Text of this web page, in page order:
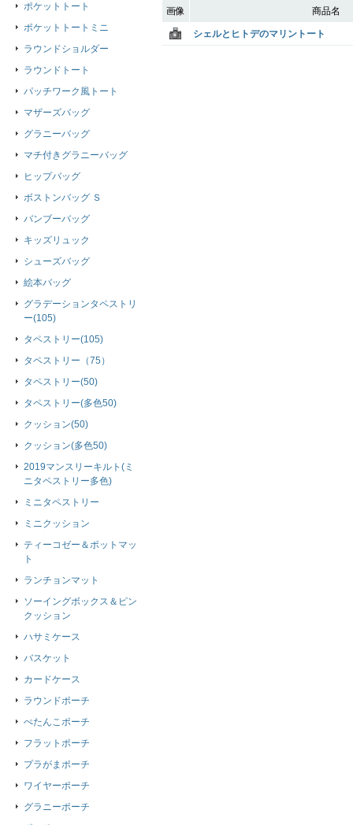
画像 商品名
シェルとヒトデのマリントート
ポケットトート
ポケットトートミニ
ラウンドショルダー
ラウンドトート
パッチワーク風トート
マザーズバッグ
グラニーバッグ
マチ付きグラニーバッグ
ヒップバッグ
ボストンバッグ Ｓ
バンブーバッグ
キッズリュック
シューズバッグ
絵本バッグ
グラデーションタペストリ
ー(105)
タペストリー(105)
タペストリー（75）
タペストリー(50)
タペストリー(多色50)
クッション(50)
クッション(多色50)
2019マンスリーキルト(ミ
ニタペストリー多色)
ミニタペストリー
ミニクッション
ティーコゼー＆ポットマッ
ト
ランチョンマット
ソーイングボックス＆ピン
クッション
ハサミケース
バスケット
カードケース
ラウンドポーチ
ぺたんこポーチ
フラットポーチ
プラがまポーチ
ワイヤーポーチ
グラニーポーチ